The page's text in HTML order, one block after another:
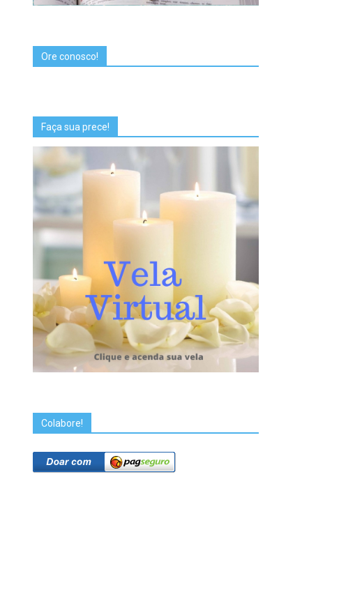
Ore conosco!
Faça sua prece!
Colabore!